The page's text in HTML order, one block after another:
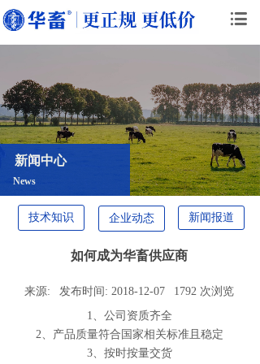
News
新闻中心
新闻报道
企业动态
技术知识
如何成为华畜供应商
来源: 发布时间: 2018-12-07 1792 次浏览
1、公司资质齐全
2、产品质量符合国家相关标准且稳定
3、按时按量交货